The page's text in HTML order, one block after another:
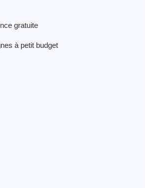
gratuite
à petit budget